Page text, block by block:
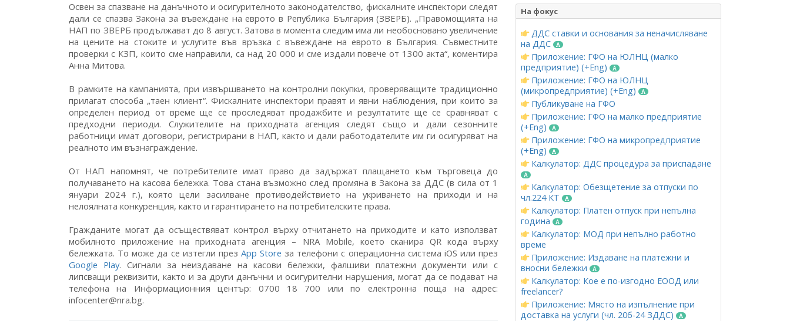
Освен за спазване на данъчното и осигурителното законодателство, фискалните инспектори следят
дали се спазва Закона за въвеждане на еврото в Република България (ЗВЕРБ). „Правомощията на
НАП по ЗВЕРБ продължават до 8 август. Затова в момента следим има ли необосновано увеличение
на цените на стоките и услугите във връзка с въвеждане на еврото в България. Съвместните
проверки с КЗП, които сме направили, са над 20 000 и сме издали повече от 1300 акта“, коментира
Анна Митова.
В рамките на кампанията, при извършването на контролни покупки, проверяващите традиционно
прилагат способа „таен клиент“. Фискалните инспектори правят и явни наблюдения, при които за
определен период от време ще се проследяват продажбите и резултатите ще се сравняват с
предходни периоди. Служителите на приходната агенция следят също и дали сезонните
работници имат договори, регистрирани в НАП, както и дали работодателите им ги осигуряват на
реалното им възнаграждение.
От НАП напомнят, че потребителите имат право да задържат плащането към търговеца до
получаването на касова бележка. Това стана възможно след промяна в Закона за ДДС (в сила от 1
януари 2024 г.), която цели засилване противодействието на укриването на приходи и на
нелоялната конкуренция, както и гарантирането на потребителските права.
Гражданите могат да осъществяват контрол върху отчитането на приходите и като използват
мобилното приложение на приходната агенция – NRA Mobile, което сканира QR кода върху
бележката. То може да се изтегли през App Store за телефони с операционна система iOS или през
Google Play. Сигнали за неиздаване на касови бележки, фалшиви платежни документи или с
липсващи реквизити, както и за други данъчни и осигурителни нарушения, могат да се подават на
телефона на Информационния център: 0700 18 700 или по електронна поща на адрес:
infocenter@nra.bg.
На фокус
ДДС ставки и основания за неначисляване
на ДДС
Приложение: ГФО на ЮЛНЦ (малко
предприятие) (+Eng)
Приложение: ГФО на ЮЛНЦ
(микропредприятие) (+Eng)
Публикуване на ГФО
Приложение: ГФО на малко предприятие
(+Eng)
Приложение: ГФО на микропредприятие
(+Eng)
Калкулатор: ДДС процедура за приспадане
Калкулатор: Обезщетение за отпуски по
чл.224 КТ
Калкулатор: Платен отпуск при непълна
година
Калкулатор: МОД при непълно работно
време
Приложение: Издаване на платежни и
вносни бележки
Калкулатор: Кое е по-изгодно ЕООД или
freelancer?
Приложение: Място на изпълнение при
доставка на услуги (чл. 20б-24 ЗДДС)